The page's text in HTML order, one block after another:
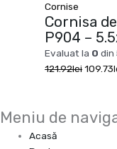
Cornise
Cornisa
P904 –
Evaluat la 0 din
121.92lei109.73
Meniu de
Acasă